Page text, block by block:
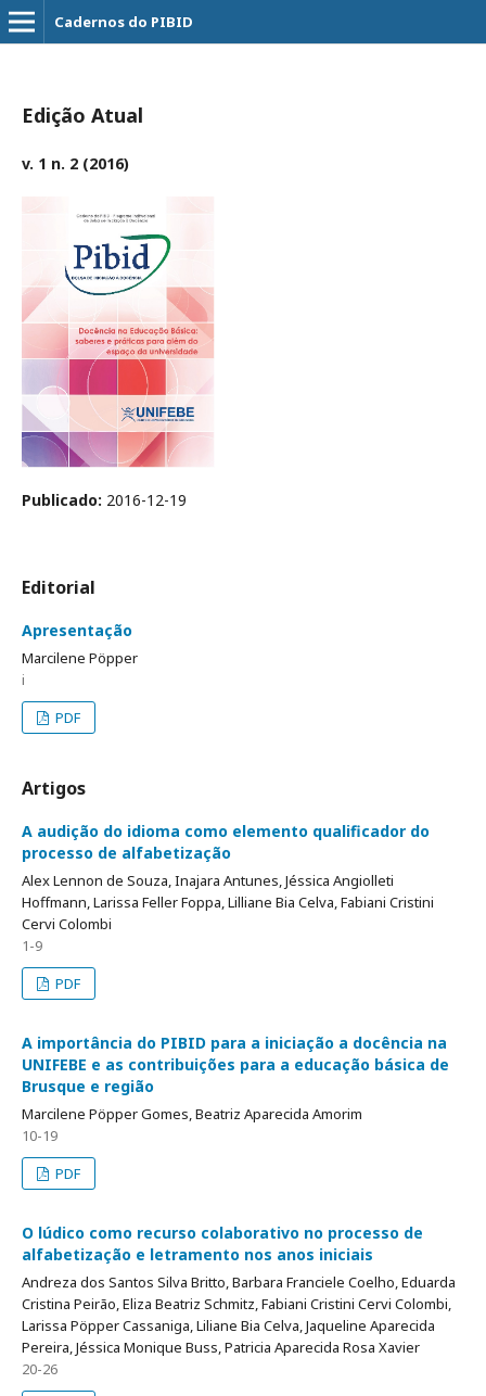
Cadernos do PIBID
Edição Atual
v. 1 n. 2 (2016)
Publicado: 2016-12-19
Editorial
Apresentação
Marcilene Pöpper
i
PDF
Artigos
A audição do idioma como elemento qualificador do
processo de alfabetização
Alex Lennon de Souza, Inajara Antunes, Jéssica Angiolleti
Hoffmann, Larissa Feller Foppa, Lilliane Bia Celva, Fabiani Cristini
Cervi Colombi
1-9
PDF
A importância do PIBID para a iniciação a docência na
UNIFEBE e as contribuições para a educação básica de
Brusque e região
Marcilene Pöpper Gomes, Beatriz Aparecida Amorim
10-19
PDF
O lúdico como recurso colaborativo no processo de
alfabetização e letramento nos anos iniciais
Andreza dos Santos Silva Britto, Barbara Franciele Coelho, Eduarda
Cristina Peirão, Eliza Beatriz Schmitz, Fabiani Cristini Cervi Colombi,
Larissa Pöpper Cassaniga, Liliane Bia Celva, Jaqueline Aparecida
Pereira, Jéssica Monique Buss, Patricia Aparecida Rosa Xavier
20-26